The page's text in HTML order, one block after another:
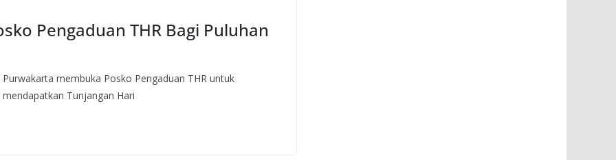
Pengaduan THR Bagi Puluhan
membuka Posko Pengaduan THR untuk
Tunjangan Hari